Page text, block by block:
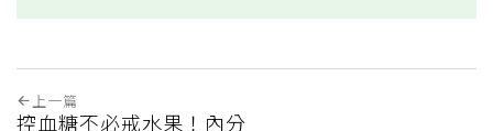
上一篇
控血糖不必戒水果！內分